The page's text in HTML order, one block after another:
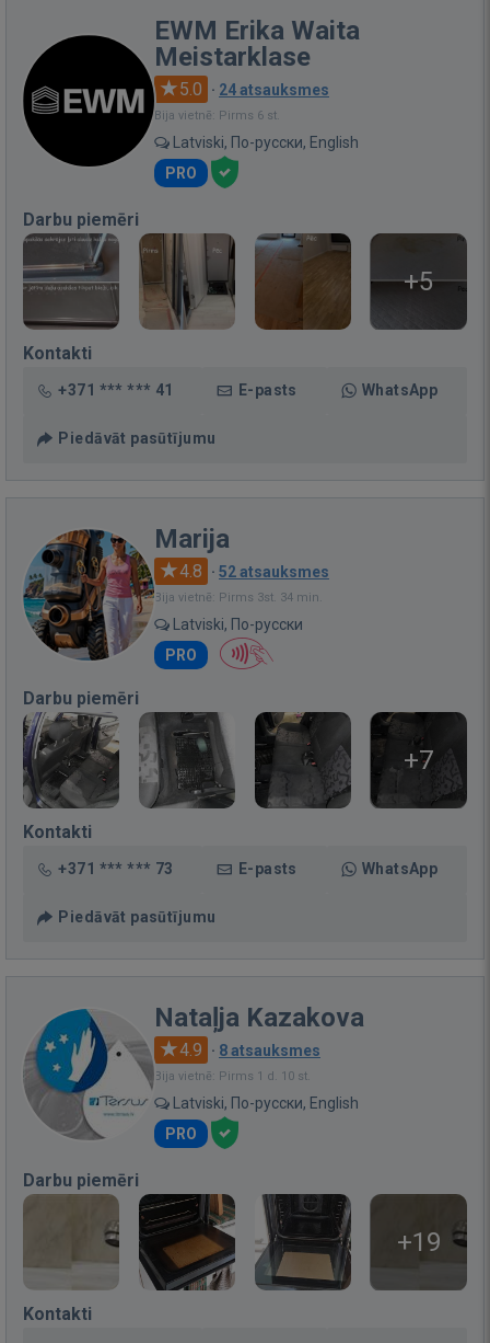
EWM Erika Waita
Meistarklase
5.0 · 24 atsauksmes
Bija vietnē: Pirms 6 st.
Latviski, По-русски, English
PRO
Darbu piemēri
+5
Kontakti
+371 *** *** 41 E-pasts WhatsApp
Piedāvāt pasūtījumu
Marija
4.8 · 52 atsauksmes
Bija vietnē: Pirms 3st. 34 min.
Latviski, По-русски
PRO
Darbu piemēri
+7
Kontakti
+371 *** *** 73 E-pasts WhatsApp
Piedāvāt pasūtījumu
Nataļja Kazakova
4.9 · 8 atsauksmes
Bija vietnē: Pirms 1 d. 10 st.
Latviski, По-русски, English
PRO
Darbu piemēri
+19
Kontakti